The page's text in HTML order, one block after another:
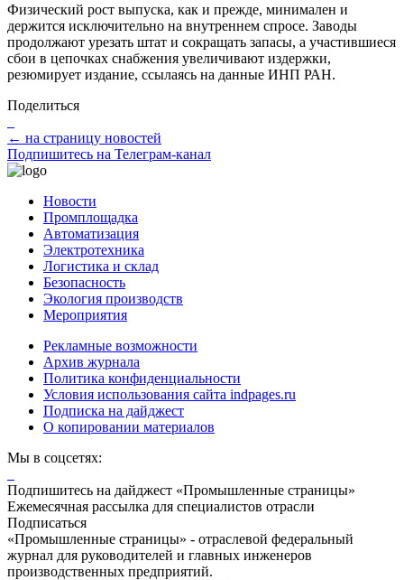
Физический рост выпуска, как и прежде, минимален и
держится исключительно на внутреннем спросе. Заводы
продолжают урезать штат и сокращать запасы, а участившиеся
сбои в цепочках снабжения увеличивают издержки,
резюмирует издание, ссылаясь на данные ИНП РАН.
Поделиться
← на страницу новостей
Подпишитесь на Телеграм-канал
Новости
Промплощадка
Автоматизация
Электротехника
Логистика и склад
Безопасность
Экология производств
Мероприятия
Рекламные возможности
Архив журнала
Политика конфиденциальности
Условия использования сайта indpages.ru
Подписка на дайджест
О копировании материалов
Мы в соцсетях:
Подпишитесь на дайджест «Промышленные страницы»
Ежемесячная рассылка для специалистов отрасли
Подписаться
«Промышленные страницы» - отраслевой федеральный
журнал для руководителей и главных инженеров
производственных предприятий.